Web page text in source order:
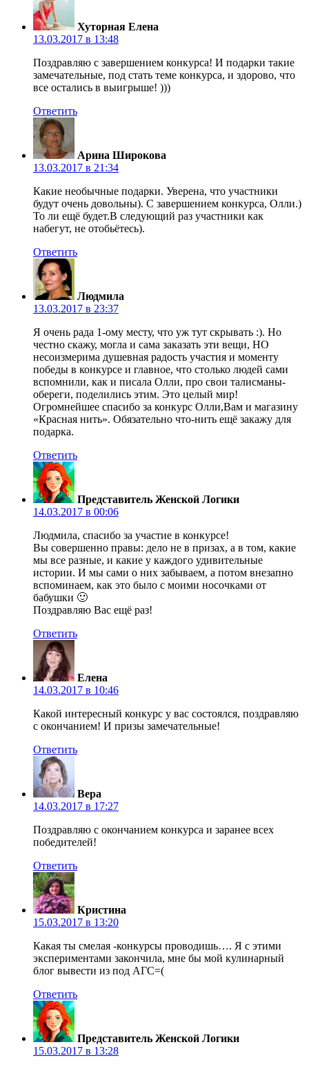
Хуторная Елена
13.03.2017 в 13:48
Поздравляю с завершением конкурса! И подарки такие
замечательные, под стать теме конкурса, и здорово, что
все остались в выигрыше! )))
Ответить
Арина Широкова
13.03.2017 в 21:34
Какие необычные подарки. Уверена, что участники
будут очень довольны). С завершением конкурса, Олли.)
То ли ещё будет.В следующий раз участники как
набегут, не отобьётесь).
Ответить
Людмила
13.03.2017 в 23:37
Я очень рада 1-ому месту, что уж тут скрывать :). Но
честно скажу, могла и сама заказать эти вещи, НО
несоизмерима душевная радость участия и моменту
победы в конкурсе и главное, что столько людей сами
вспомнили, как и писала Олли, про свои талисманы-
обереги, поделились этим. Это целый мир!
Огромнейшее спасибо за конкурс Олли,Вам и магазину
«Красная нить». Обязательно что-нить ещё закажу для
подарка.
Ответить
Представитель Женской Логики
14.03.2017 в 00:06
Людмила, спасибо за участие в конкурсе!
Вы совершенно правы: дело не в призах, а в том, какие
мы все разные, и какие у каждого удивительные
истории. И мы сами о них забываем, а потом внезапно
вспоминаем, как это было с моими носочками от
бабушки 🙂
Поздравляю Вас ещё раз!
Ответить
Елена
14.03.2017 в 10:46
Какой интересный конкурс у вас состоялся, поздравляю
с окончанием! И призы замечательные!
Ответить
Вера
14.03.2017 в 17:27
Поздравляю с окончанием конкурса и заранее всех
победителей!
Ответить
Кристина
15.03.2017 в 13:20
Какая ты смелая -конкурсы проводишь…. Я с этими
экспериментами закончила, мне бы мой кулинарный
блог вывести из под АГС=(
Ответить
Представитель Женской Логики
15.03.2017 в 13:28